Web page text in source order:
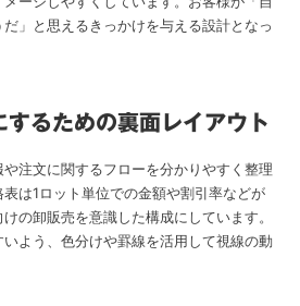
」と思えるきっかけを与える設計となっ
するための裏面レイアウト
注文に関するフローを分かりやすく整理
は1ロット単位での金額や割引率などが
の卸販売を意識した構成にしています。
よう、色分けや罫線を活用して視線の動